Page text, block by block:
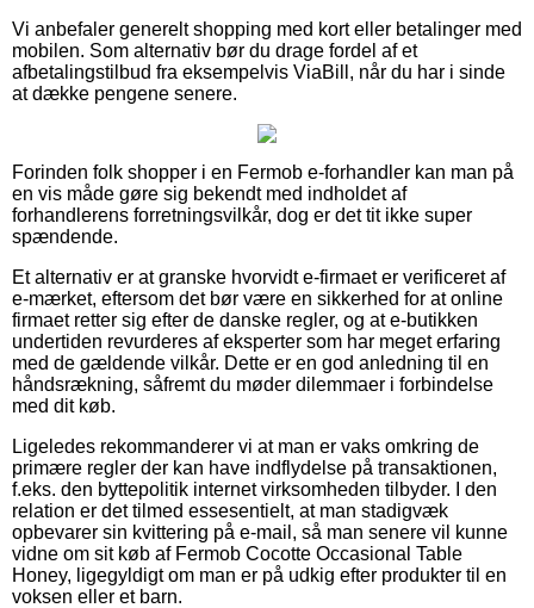
Vi anbefaler generelt shopping med kort eller betalinger med
mobilen. Som alternativ bør du drage fordel af et
afbetalingstilbud fra eksempelvis ViaBill, når du har i sinde
at dække pengene senere.
Forinden folk shopper i en Fermob e-forhandler kan man på
en vis måde gøre sig bekendt med indholdet af
forhandlerens forretningsvilkår, dog er det tit ikke super
spændende.
Et alternativ er at granske hvorvidt e-firmaet er verificeret af
e-mærket, eftersom det bør være en sikkerhed for at online
firmaet retter sig efter de danske regler, og at e-butikken
undertiden revurderes af eksperter som har meget erfaring
med de gældende vilkår. Dette er en god anledning til en
håndsrækning, såfremt du møder dilemmaer i forbindelse
med dit køb.
Ligeledes rekommanderer vi at man er vaks omkring de
primære regler der kan have indflydelse på transaktionen,
f.eks. den byttepolitik internet virksomheden tilbyder. I den
relation er det tilmed essesentielt, at man stadigvæk
opbevarer sin kvittering på e-mail, så man senere vil kunne
vidne om sit køb af Fermob Cocotte Occasional Table
Honey, ligegyldigt om man er på udkig efter produkter til en
voksen eller et barn.